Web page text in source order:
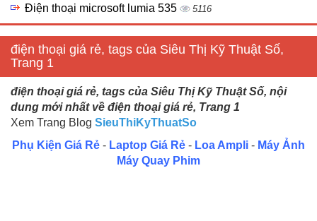
Điện thoại microsoft lumia 535 5116
điện thoại giá rẻ, tags của Siêu Thị Kỹ Thuật Số,
Trang 1
điện thoại giá rẻ, tags của Siêu Thị Kỹ Thuật Số, nội
dung mới nhất về điện thoại giá rẻ, Trang 1
Xem Trang Blog SieuThiKyThuatSo
Phụ Kiện Giá Rẻ - Laptop Giá Rẻ - Loa Ampli - Máy Ảnh
Máy Quay Phim